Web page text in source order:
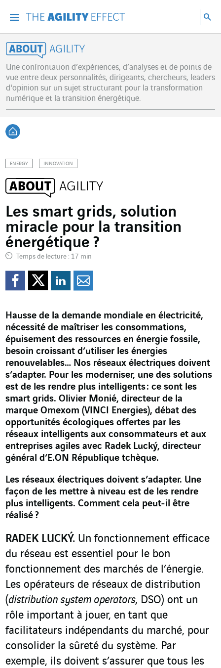
About Agility
Une confrontation d’expériences, d’analyses et de points de
vue entre deux personnalités, dirigeants, chercheurs, leaders
d'opinion sur un sujet structurant pour la transformation
numérique et la transition énergétique.
Retour à l'accueil
ENERGY INNOVATION
Les smart grids, solution
miracle pour la transition
énergétique ?
Temps de lecture : 17 min
Partager sur Facebook
Partager sur Twitter
Partager sur
Hausse de la demande mondiale en électricité,
nécessité de maîtriser les consommations,
épuisement des ressources en énergie fossile,
besoin croissant d’utiliser les énergies
renouvelables… Nos réseaux électriques doivent
s’adapter. Pour les moderniser, une des solutions
est de les rendre plus intelligents : ce sont les
smart grids. Olivier Monié, directeur de la
marque Omexom (VINCI Energies), débat des
opportunités écologiques offertes par les
réseaux intelligents aux consommateurs et aux
entreprises agiles avec Radek Lucký, directeur
général d’E.ON République tchèque.
Les réseaux électriques doivent s’adapter. Une
façon de les mettre à niveau est de les rendre
plus intelligents. Comment cela peut-il être
réalisé ?
RADEK LUCKÝ. Un fonctionnement efficace
du réseau est essentiel pour le bon
fonctionnement des marchés de l’énergie.
Les opérateurs de réseaux de distribution
(distribution system operators, DSO) ont un
rôle important à jouer, en tant que
facilitateurs indépendants du marché, pour
consolider la sûreté du système. Par
exemple, ils doivent s’assurer que tous les